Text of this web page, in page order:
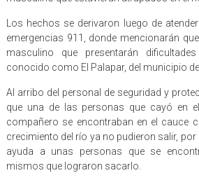
Los hechos se derivaron luego de
emergencias 911, donde mencionarán
masculino que presentarán
conocido como El Palapar, del municipio de
Al arribo del personal de seguridad y
que una de las personas que cayó en
compañero se encontraban en el cauce
crecimiento del río ya no pudieron salir,
ayuda a unas personas que se
mismos que lograron sacarlo.